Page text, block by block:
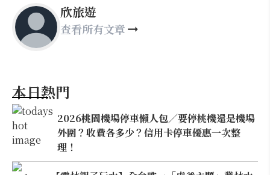
欣旅遊
查看所有文章
本日熱門
2026桃園機場停車懶人包／要停桃機還是機場
外圍？收費各多少？信用卡停車優惠一次整
理！